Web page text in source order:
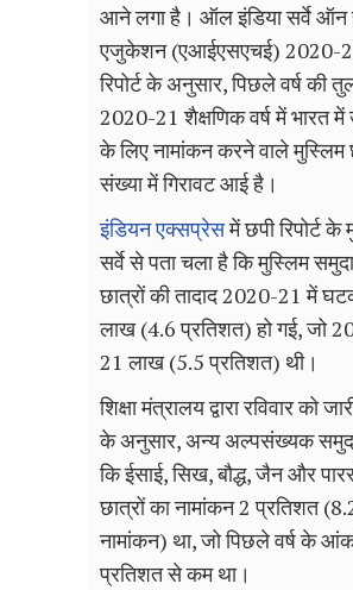
आने लगा है। ऑल इंडिया सर्वे ऑन
एजुकेशन (एआईएसएचई) 2020-
रिपोर्ट के अनुसार,पिछले वर्ष की
2020-21 शैक्षणिक वर्ष में भारत में
के लिए नामांकन करने वाले मुस्लिम
संख्या में गिरावट आई है।
इंडियन एक्सप्रेसमें छपी रिपोर्ट के
सर्वे से पता चला है कि मुस्लिम
छात्रों की तादाद 2020-21 में
लाख (4.6 प्रतिशत) हो गई,जो
21 लाख (5.5 प्रतिशत) थी।
शिक्षा मंत्रालय द्वारा रविवार को
के अनुसार,अन्य अल्पसंख्यक
कि ईसाई,सिख,बौद्ध,जैन और
छात्रों का नामांकन 2 प्रतिशत
नामांकन) था,जो पिछले वर्ष के
प्रतिशत से कम था।